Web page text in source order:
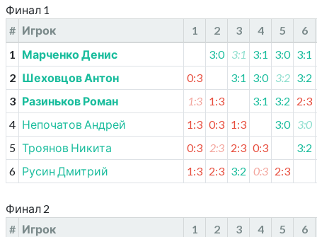
Финал 1
# Игрок 1 2 3 4 5
6
1
Марченко Денис 3:0 3:1 3:1 3:0 3:1
2 Шеховцов Антон 0:3 3:1 3:0 3:2 3:2
3 Разиньков Роман 1:3 1:3 3:1 3:2 2:3
4 Непочатов Андрей 1:3 0:3 1:3 3:0 3:0
5 Троянов Никита 0:3 2:3 2:3 0:3
3:2
6 Русин Дмитрий 1:3 2:3 3:2 0:3 2:3
Финал 2
# Игрок 1 2 3 4 5
6